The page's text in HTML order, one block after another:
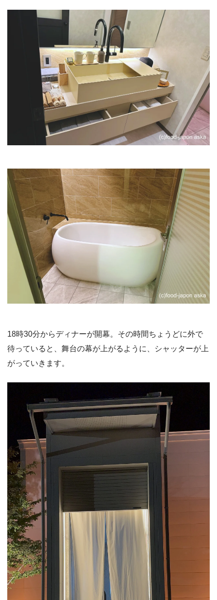
18時30分からディナーが開幕。その時間ちょうどに外で
待っていると、舞台の幕が上がるように、シャッターが上
がっていきます。